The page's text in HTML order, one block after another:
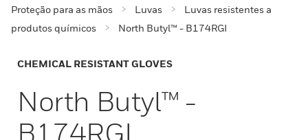
Proteção para as mãos
Luvas
Luvas resistentes a
produtos químicos
North Butyl™ - B174RGI
CHEMICAL RESISTANT GLOVES
North Butyl™ -
B174RGI